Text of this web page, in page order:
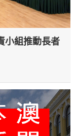
小組推動長者